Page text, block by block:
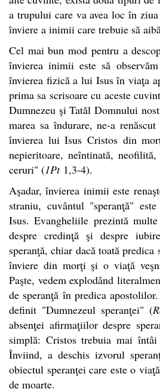
a trupului care va avea loc în
înviere a inimii care trebuie să
Cel mai bun mod pentru a
învierea inimii este să
învierea fizică a lui Isus în viaţa
prima sa scrisoare cu aceste
Dumnezeu şi Tatăl Domnului
marea sa îndurare, ne-a
învierea lui Isus Cristos din
nepieritoare, neîntinată,
ceruri" (1Pt1,3-4).
Aşadar, învierea inimii este
straniu, cuvântul "speranţă"
Isus. Evangheliile prezintă
despre credinţă şi despre
speranţă, chiar dacă toată predica
înviere din morţi şi o viaţă
Paşte, vedem explodând
de speranţă în predica
definit "Dumnezeul speranţei" (
absenţei afirmaţiilor despre
simplă: Cristos trebuia mai
Înviind, a deschis izvorul
obiectul speranţei care este o
de moarte.